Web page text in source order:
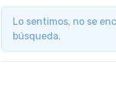
Lo sentimos, no se
búsqueda.